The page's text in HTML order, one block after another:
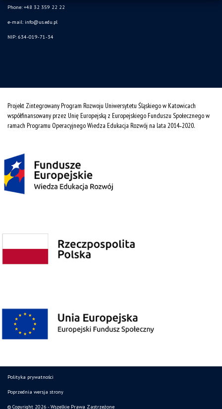
Phone: +48 32 359 22 22
e-mail: info@us.edu.pl
NIP: 634-019-71-34
Projekt Zintegrowany Program Rozwoju Uniwersytetu Śląskiego w Katowicach
współfinansowany przez Unię Europejską z Europejskiego Funduszu Społecznego w
ramach Programu Operacyjnego Wiedza Edukacja Rozwój na lata 2014˗2020.
Polityka prywatności
Poprzednia wersja strony
© Copyright 2026 - Wszelkie Prawa Zastrzeżone